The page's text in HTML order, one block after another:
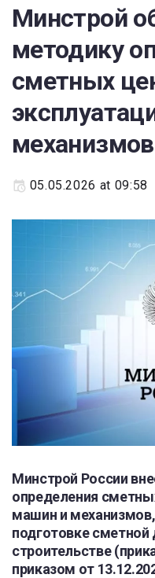
Минстрой
методику
сметных
механизмов
05.05.2026 at 09:58
Минстрой России
определения
машин и
подготовке сметной
строительстве
приказом от